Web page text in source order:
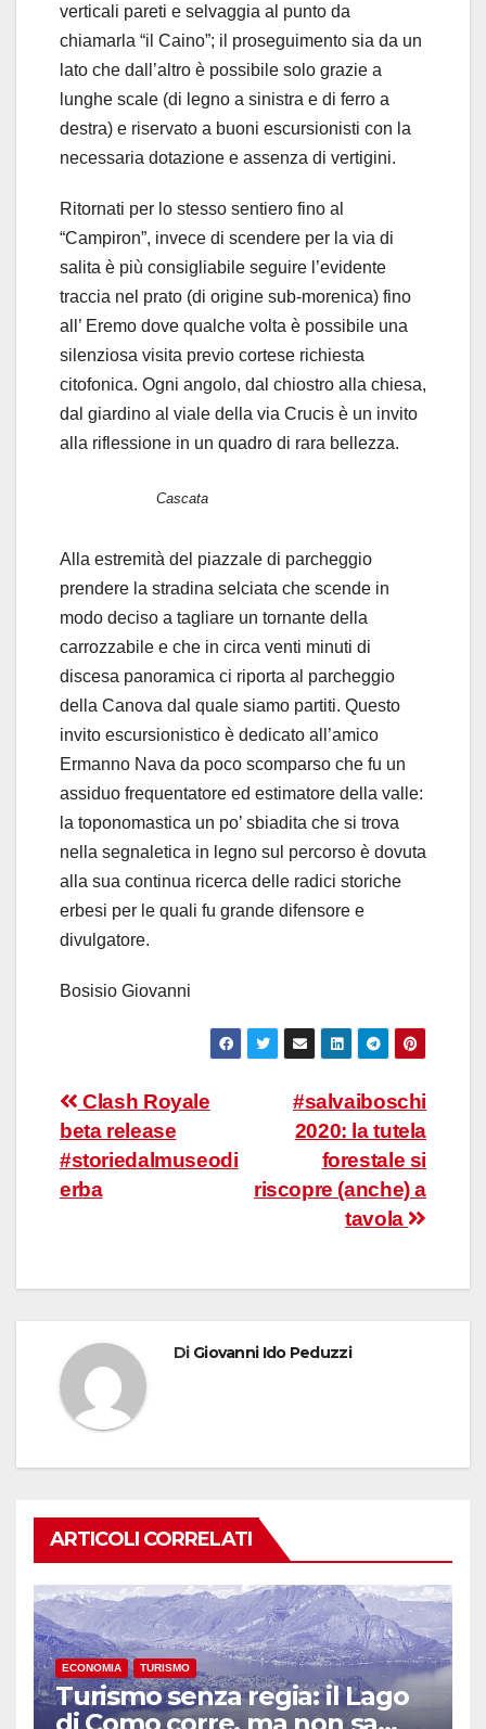
verticali pareti e selvaggia al punto da
chiamarla “il Caino”; il proseguimento sia da un
lato che dall’altro è possibile solo grazie a
lunghe scale (di legno a sinistra e di ferro a
destra) e riservato a buoni escursionisti con la
necessaria dotazione e assenza di vertigini.
Ritornati per lo stesso sentiero fino al
“Campiron”, invece di scendere per la via di
salita è più consigliabile seguire l’evidente
traccia nel prato (di origine sub-morenica) fino
all’ Eremo dove qualche volta è possibile una
silenziosa visita previo cortese richiesta
citofonica. Ogni angolo, dal chiostro alla chiesa,
dal giardino al viale della via Crucis è un invito
alla riflessione in un quadro di rara bellezza.
Cascata
Alla estremità del piazzale di parcheggio
prendere la stradina selciata che scende in
modo deciso a tagliare un tornante della
carrozzabile e che in circa venti minuti di
discesa panoramica ci riporta al parcheggio
della Canova dal quale siamo partiti. Questo
invito escursionistico è dedicato all’amico
Ermanno Nava da poco scomparso che fu un
assiduo frequentatore ed estimatore della valle:
la toponomastica un po’ sbiadita che si trova
nella segnaletica in legno sul percorso è dovuta
alla sua continua ricerca delle radici storiche
erbesi per le quali fu grande difensore e
divulgatore.
Bosisio Giovanni
Navigazione
articoli
#salvaiboschi
2020: la tutela
forestale si
riscopre (anche) a
tavola
Clash Royale
beta release
#storiedalmuseodi
erba
Di Giovanni Ido Peduzzi
ARTICOLI CORRELATI
ECONOMIA TURISMO
Turismo senza regia: il Lago